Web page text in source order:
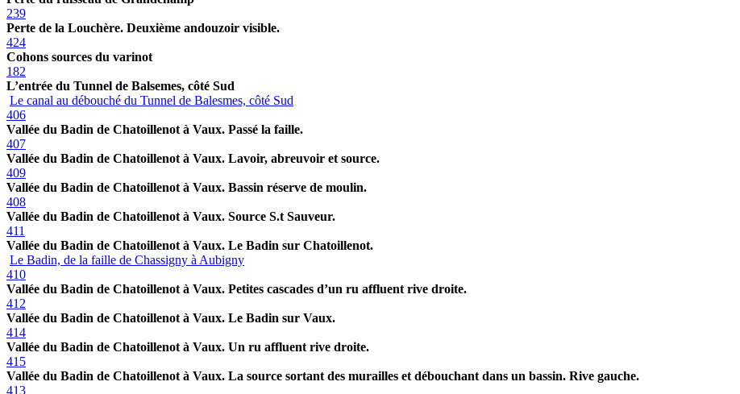
239
Perte de la Louchère. Deuxième andouzoir visible.
424
Cohons sources du varinot
182
L’entrée du Tunnel de Balsemes, côté Sud
Le canal au débouché du Tunnel de Balesmes, côté Sud
406
Vallée du Badin de Chatoillenot à Vaux. Passé la faille.
407
Vallée du Badin de Chatoillenot à Vaux. Lavoir, abreuvoir et source.
409
Vallée du Badin de Chatoillenot à Vaux. Bassin réserve de moulin.
408
Vallée du Badin de Chatoillenot à Vaux. Source S.t Sauveur.
411
Vallée du Badin de Chatoillenot à Vaux. Le Badin sur Chatoillenot.
Le Badin, de la faille de Chassigny à Aubigny
410
Vallée du Badin de Chatoillenot à Vaux. Petites cascades d’un ru affluent rive droite.
412
Vallée du Badin de Chatoillenot à Vaux. Le Badin sur Vaux.
414
Vallée du Badin de Chatoillenot à Vaux. Un ru affluent rive droite.
415
Vallée du Badin de Chatoillenot à Vaux. La source sortant des murailles et débouchant dans un bassin. Rive gauche.
413